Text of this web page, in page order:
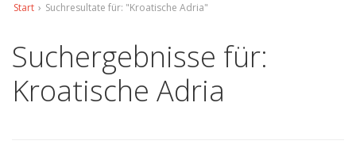
Start › Suchresultate für: "Kroatische Adria"
Suchergebnisse für:
Kroatische Adria